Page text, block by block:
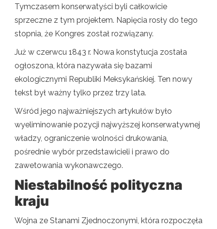
Tymczasem konserwatyści byli całkowicie
sprzeczne z tym projektem. Napięcia rosły do ​​tego
stopnia, że ​​Kongres został rozwiązany.
Już w czerwcu 1843 r. Nowa konstytucja została
ogłoszona, która nazywała się bazami
ekologicznymi Republiki Meksykańskiej. Ten nowy
tekst był ważny tylko przez trzy lata.
Wśród jego najważniejszych artykułów było
wyeliminowanie pozycji najwyższej konserwatywnej
władzy, ograniczenie wolności drukowania,
pośrednie wybór przedstawicieli i prawo do
zawetowania wykonawczego.
Niestabilność polityczna
kraju
Wojna ze Stanami Zjednoczonymi, która rozpoczęła